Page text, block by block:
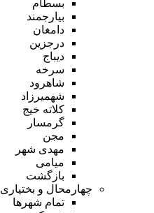
بسطام
بیارجمند
دامغان
درجزین
دیباج
سرخه
شاهرود
شهمیرزاد
کلاته خیج
گرمسار
مجن
مهدی شهر
میامی
بازگشت
چهارمحال و بختیاری
تمام شهر‌ها